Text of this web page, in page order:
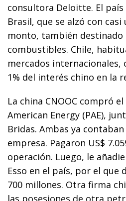
consultora Deloitte. El
Brasil, que se alzó con casi
monto, también destinado
combustibles. Chile,
mercados internacionales,
1% del interés chino en la
La china CNOOC compró el
American Energy (PAE),
Bridas. Ambas ya
empresa. Pagaron US$
operación. Luego, le
Esso en el país, por el que
700 millones. Otra firma
las posesiones de otra